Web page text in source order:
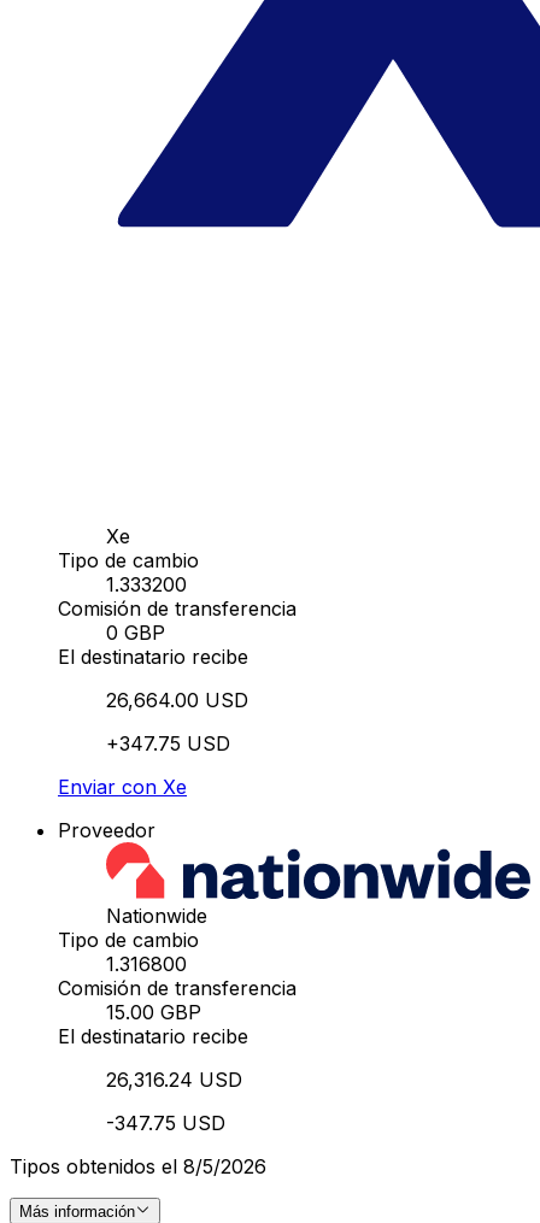
Xe
Tipo de cambio
1.333200
Comisión de transferencia
0 GBP
El destinatario recibe
26,664.00 USD
+347.75 USD
Enviar con Xe
Proveedor
Nationwide
Tipo de cambio
1.316800
Comisión de transferencia
15.00 GBP
El destinatario recibe
26,316.24 USD
-347.75 USD
Tipos obtenidos el 8/5/2026
Más información